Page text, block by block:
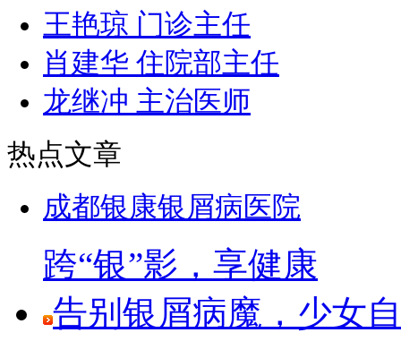
王艳琼 门诊主任
肖建华 住院部主任
龙继冲 主治医师
热点文章
成都银康银屑病医院
跨“银”影，享健康
告别银屑病魔，少女